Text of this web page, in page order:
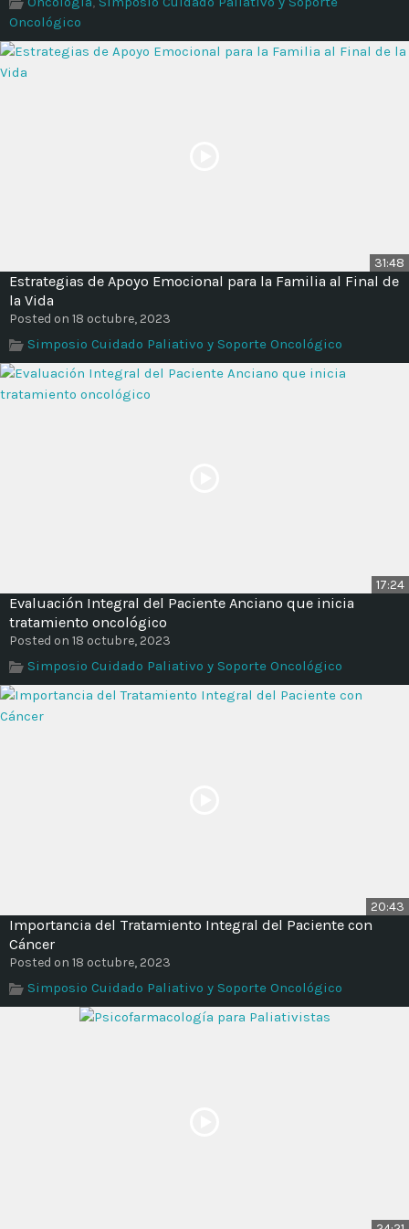
Time
Oncológico
31:48
Estrategias de Apoyo Emocional para la Familia al Final de
la Vida
Posted on 18 octubre, 2023
Simposio Cuidado Paliativo y Soporte Oncológico
17:24
Evaluación Integral del Paciente Anciano que inicia
tratamiento oncológico
Posted on 18 octubre, 2023
Simposio Cuidado Paliativo y Soporte Oncológico
20:43
Importancia del Tratamiento Integral del Paciente con
Cáncer
Posted on 18 octubre, 2023
Simposio Cuidado Paliativo y Soporte Oncológico